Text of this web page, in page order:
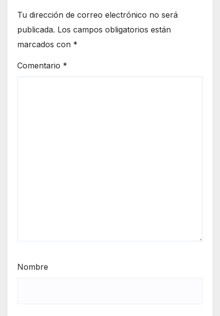
Tu dirección de correo electrónico no será
publicada. Los campos obligatorios están
marcados con *
Comentario *
Nombre